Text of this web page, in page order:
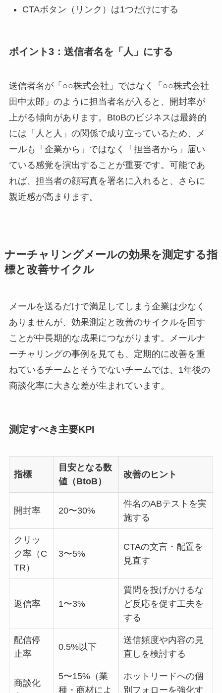
CTAボタン（リンク）は1つだけにする
ポイント3：送信者名を「人」にする
送信者名が「○○株式会社」ではなく「○○株式会社
田中太郎」のように担当者名が入ると、開封率が
上がる傾向があります。BtoBのビジネスは最終的
には「人と人」の関係で成り立っているため、メ
ールも「企業から」ではなく「担当者から」届い
ている感覚を演出することが重要です。可能であ
れば、担当者の顔写真を署名に入れると、さらに
親近感が高まります。
ナーチャリングメールの効果を測定する指
標と改善サイクル
メールを送るだけで満足してしまう企業は少なく
ありませんが、効果測定と改善のサイクルを回す
ことが中長期的な成果につながります。メールナ
ーチャリングの事例を見ても、定期的に改善を重
ねているチームとそうでないチームでは、1年後の
商談化率に大きな差が生まれています。
測定すべき主要KPI
指標
目安となる数
値（BtoB）
改善のヒント
開封率 20〜30%
件名のABテストを実
施する
クリッ
ク率（C
TR）
3〜5%
CTAの文言・配置を
見直す
返信率 1〜3%
質問を投げかけるな
ど反応を促す工夫を
する
配信停
止率
0.5%以下
送信頻度や内容の見
直しを検討する
商談化
5〜15%（業
種・商材によ
ホットリードへの個
別フォローを強化す